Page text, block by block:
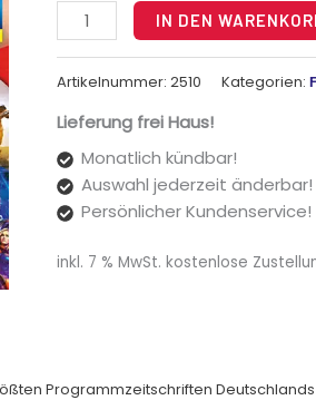
IN DEN
Artikelnummer: 2510 Kategorien:
Lieferung frei Haus!
Monatlich kündbar!
Auswahl jederzeit änderbar!
Persönlicher Kundenservice!
inkl. 7 % MwSt. kostenlose
Programmzeitschriften